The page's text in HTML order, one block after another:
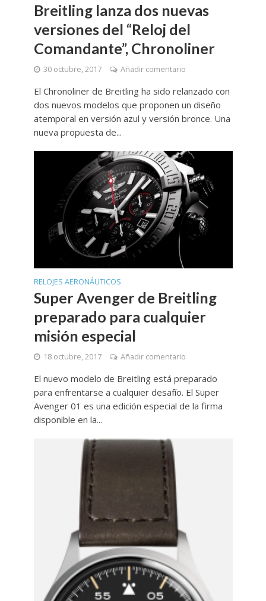
Breitling lanza dos nuevas
versiones del “Reloj del
Comandante”, Chronoliner
30 octubre, 2017 Añadir comentario
El Chronoliner de Breitling ha sido relanzado con
dos nuevos modelos que proponen un diseño
atemporal en versión azul y versión bronce. Una
nueva propuesta de...
RELOJES AERONÁUTICOS
Super Avenger de Breitling
preparado para cualquier
misión especial
18 octubre, 2017 Añadir comentario
El nuevo modelo de Breitling está preparado
para enfrentarse a cualquier desafío. El Super
Avenger 01 es una edición especial de la firma
disponible en la...